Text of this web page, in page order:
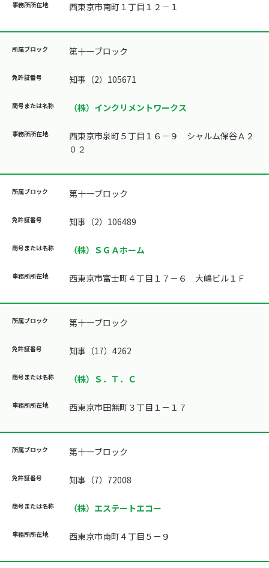
西東京市南町１丁目１２－１
第十一ブロック
知事（2）105671
（株）インクリメントワークス
西東京市泉町５丁目１６－９ シャルム保谷Ａ２
０２
第十一ブロック
知事（2）106489
（株）ＳＧＡホーム
西東京市富士町４丁目１７－６ 大嶋ビル１Ｆ
第十一ブロック
知事（17）4262
（株）Ｓ．Ｔ．Ｃ
西東京市田無町３丁目１－１７
第十一ブロック
知事（7）72008
（株）エステートエコー
西東京市南町４丁目５－９